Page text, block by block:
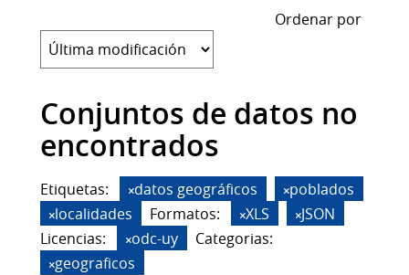
Ordenar por
Conjuntos de datos no
encontrados
Etiquetas: datos geográficos
poblados
localidades
Formatos: XLS
JSON
Licencias:
odc-uy
Categorias:
geograficos